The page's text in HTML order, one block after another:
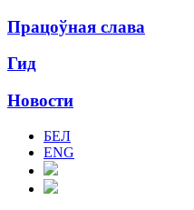
Працоўная слава
Гид
Новости
БЕЛ
ENG